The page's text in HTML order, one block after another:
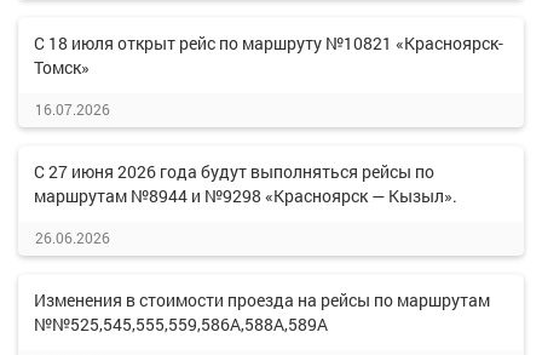
С 18 июля открыт рейс по маршруту №10821 «Красноярск-
Томск»
16.07.2026
С 27 июня 2026 года будут выполняться рейсы по
маршрутам №8944 и №9298 «Красноярск — Кызыл».
26.06.2026
Изменения в стоимости проезда на рейсы по маршрутам
№№525,545,555,559,586А,588А,589А